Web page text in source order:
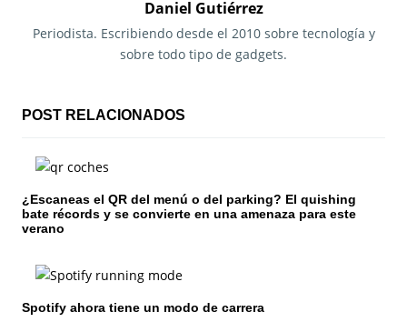
a
i
n
d
e
n
Daniel Gutiérrez
Periodista. Escribiendo desde el 2010 sobre tecnología y
sobre todo tipo de gadgets.
POST RELACIONADOS
¿Escaneas el QR del menú o del parking? El quishing
bate récords y se convierte en una amenaza para este
verano
Spotify ahora tiene un modo de carrera